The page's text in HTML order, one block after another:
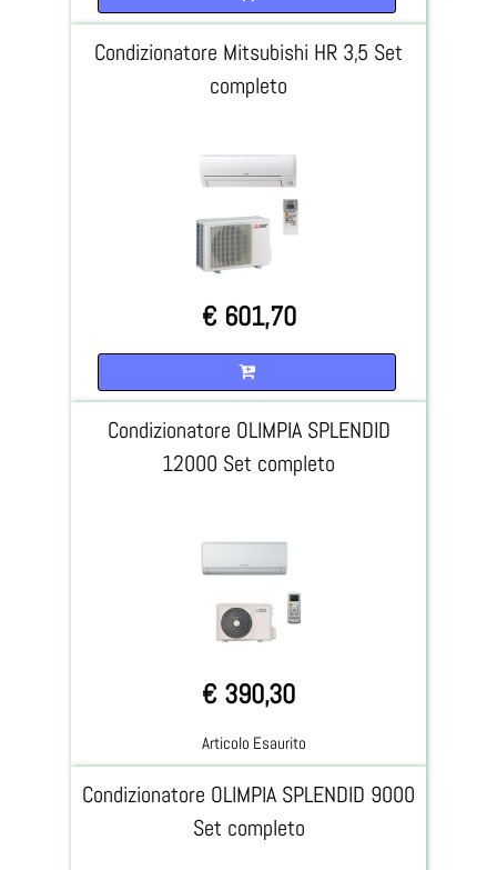
Condizionatore Mitsubishi HR 3,5 Set
completo
€ 601,70
Condizionatore OLIMPIA SPLENDID
12000 Set completo
€ 390,30
Articolo Esaurito
Condizionatore OLIMPIA SPLENDID 9000
Set completo